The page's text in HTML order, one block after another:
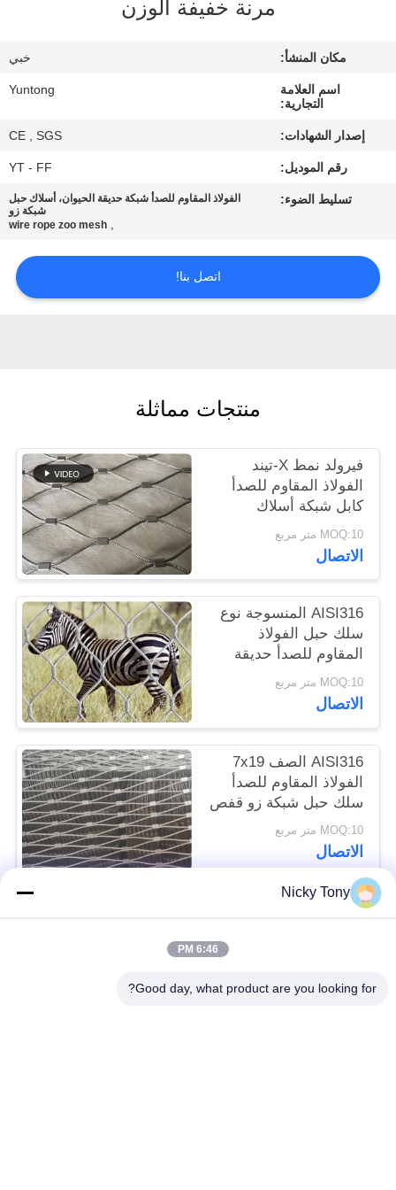
مراقبة
اتصل
اطلب
اقتباس
سياسة
الخصوصية
مرنة خفيفة الوزن
مكان المنشأ: خبي
اسم العلامة
التجارية:
Yuntong
إصدار الشهادات: CE , SGS
رقم الموديل: YT - FF
تسليط الضوء:
الفولاذ المقاوم للصدأ شبكة حديقة الحيوان، أسلاك حبل
شبكة زو
,
wire rope zoo mesh
اتصل بنا!
منتجات مماثلة
فيرولد نمط X-تيند
الفولاذ المقاوم للصدأ
كابل شبكة أسلاك
المعاوضة لحديقة الحيوان
كسر مقاومة
MOQ:10 متر مربع
الاتصال
AISI316 المنسوجة نوع
سلك حبل الفولاذ
المقاوم للصدأ حديقة
حيوان شبكة / الحيوان
الضميمة المبارزة
MOQ:10 متر مربع
الاتصال
AISI316 الصف 7x19
الفولاذ المقاوم للصدأ
سلك حبل شبكة زو قفص
الاتهام المعاوضة
MOQ:10 متر مربع
الاتصال
فئات شعبية
سلك حبل شبكة
شبكة أسلاك حديقة
Nicky Tony
6:46 PM
Good day, what product are you looking for?